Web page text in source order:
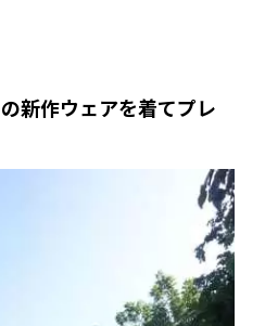
新作ウェアを着てプレ